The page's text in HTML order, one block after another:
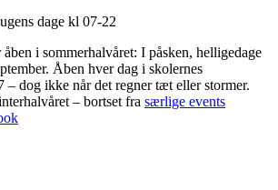
dage kl 07-22
i sommerhalvåret: I påsken, helligedage
Åben hver dag i skolernes
– dog ikke når det regner tæt eller stormer.
– bortset fra særlige events